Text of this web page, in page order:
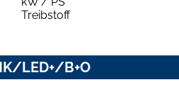
Treibstoff
LED+/B+O